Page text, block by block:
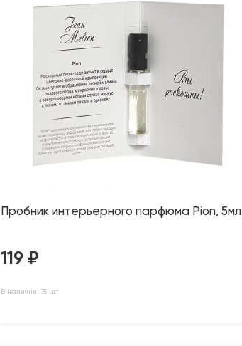
Пробник интерьерного парфюма Pion, 5мл
119 ₽
В наличии: 75 шт